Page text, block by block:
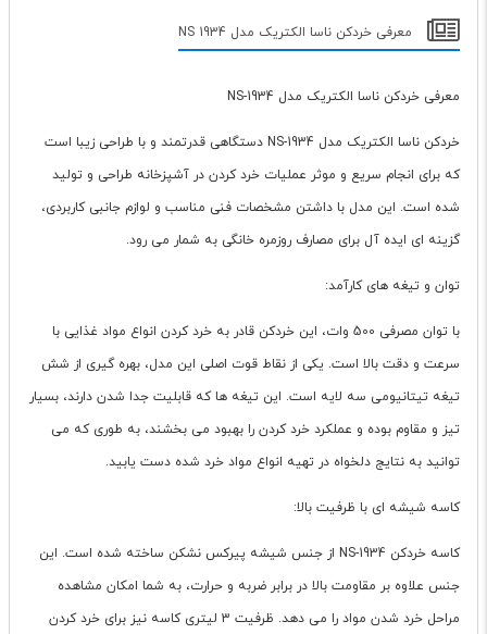
معرفی خردکن ناسا الکتریک مدل NS 1934
معرفی خردکن ناسا الکتریک مدل NS-1934
خردکن ناسا الکتریک مدل NS-1934 دستگاهی قدرتمند و با طراحی زیبا است
که برای انجام سریع و موثر عملیات خرد کردن در آشپزخانه طراحی و تولید
شده است. این مدل با داشتن مشخصات فنی مناسب و لوازم جانبی کاربردی،
گزینه ای ایده آل برای مصارف روزمره خانگی به شمار می رود.
توان و تیغه های کارآمد:
با توان مصرفی 500 وات، این خردکن قادر به خرد کردن انواع مواد غذایی با
سرعت و دقت بالا است. یکی از نقاط قوت اصلی این مدل، بهره گیری از شش
تیغه تیتانیومی سه لایه است. این تیغه ها که قابلیت جدا شدن دارند، بسیار
تیز و مقاوم بوده و عملکرد خرد کردن را بهبود می بخشند، به طوری که می
توانید به نتایج دلخواه در تهیه انواع مواد خرد شده دست یابید.
کاسه شیشه ای با ظرفیت بالا:
کاسه خردکن NS-1934 از جنس شیشه پیرکس نشکن ساخته شده است. این
جنس علاوه بر مقاومت بالا در برابر ضربه و حرارت، به شما امکان مشاهده
مراحل خرد شدن مواد را می دهد. ظرفیت 3 لیتری کاسه نیز برای خرد کردن